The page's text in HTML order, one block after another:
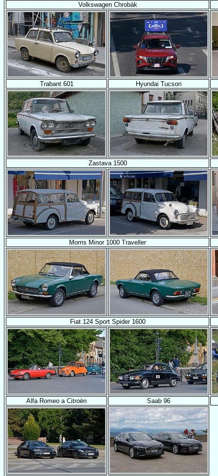
Volkswagen Chrobák
Trabant 601 Hyundai Tucson
Zastava 1500
Morris Minor 1000 Traveller
Fiat 124 Sport Spider 1600
Alfa Romeo a Citroën Saab 96